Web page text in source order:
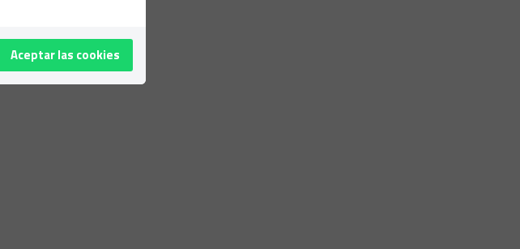
Aceptar las cookies